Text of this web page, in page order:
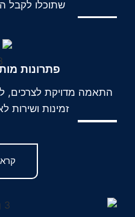
שתוכלו לקבל
פתרונות
התאמה מדויקת לצרכים,
זמינות ושירות